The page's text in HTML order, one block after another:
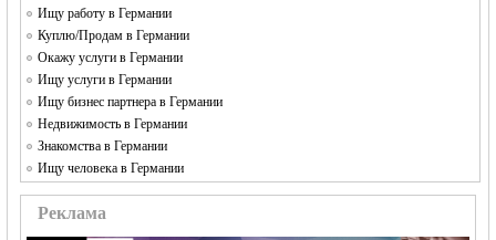
Ищу работу в Германии
Куплю/Продам в Германии
Окажу услуги в Германии
Ищу услуги в Германии
Ищу бизнес партнера в Германии
Недвижимость в Германии
Знакомства в Германии
Ищу человека в Германии
Реклама